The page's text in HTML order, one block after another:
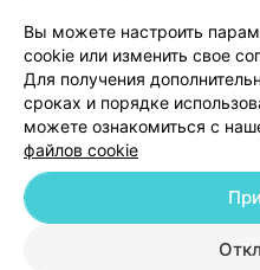
Медицинский
Вы можете настроить
cookie или изменить свое
Для получения
сроках и порядке
можете ознакомиться с
файлов cookie